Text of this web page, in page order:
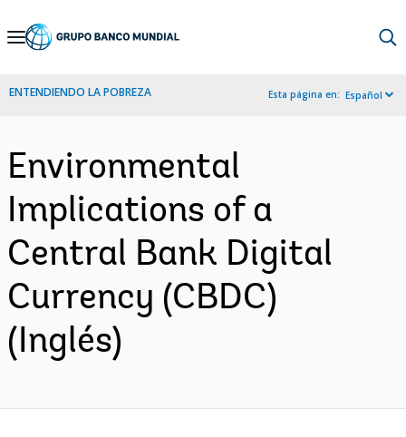
Skip
Navigation
ENTENDIENDO LA POBREZA Esta página en: Español
Environmental
Implications of a
Central Bank Digital
Currency (CBDC)
(Inglés)